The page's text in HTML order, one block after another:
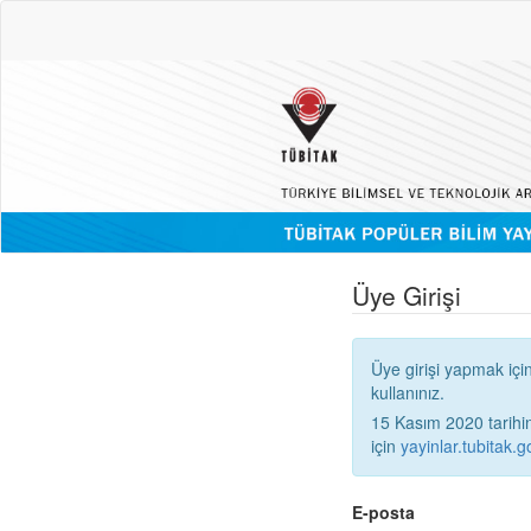
Üye Girişi
Üye girişi yapmak için
kullanınız.
15 Kasım 2020
için
E-posta